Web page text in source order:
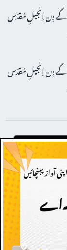
آج مورخہ 8 اگست 2026 کے دِن اِنجیلِ مُقدّس
آج مورخہ 6 اگست 2026 کے دِن اِنجیلِ مُقدّس